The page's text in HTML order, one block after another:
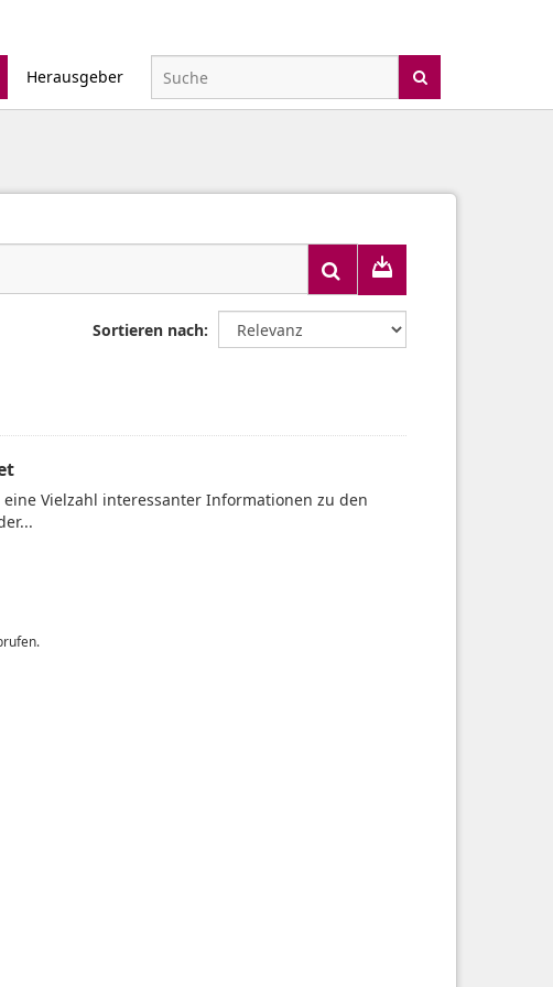
Herausgeber
Sortieren nach
Vielzahl interessanter Informationen zu den